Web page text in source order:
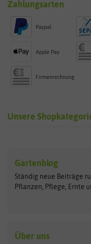
Zahlungsarten
Paypal
Apple Pay
Firmenrechnung
Unsere
Exotische Samen
Gemüsesamen
Gründünger
Kräutersamen
Arche Noah
ASB Greenworld
Benary
Gartenblog
Ständig neue Beiträge
Pflanzen, Pflege, Ernte
Über uns